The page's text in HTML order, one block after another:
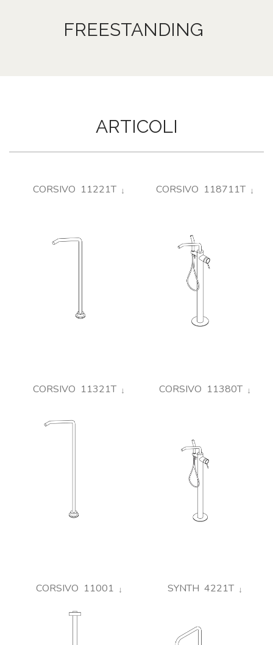
FREESTANDING
ARTICOLI
CORSIVO 11221T CORSIVO 118711T
CORSIVO 11321T CORSIVO 11380T
CORSIVO 11001 SYNTH 4221T